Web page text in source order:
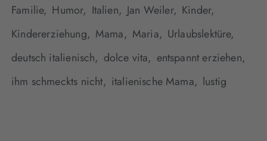
Familie, Humor, Italien, Jan Weiler, Kinder,
Kindererziehung, Mama, Maria, Urlaubslektüre,
deutsch italienisch, dolce vita, entspannt erziehen,
ihm schmeckts nicht, italienische Mama, lustig